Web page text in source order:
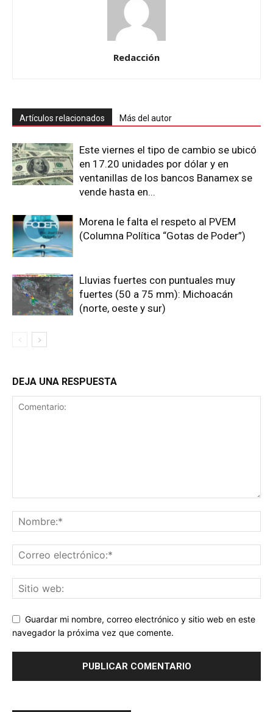
Redacción
Artículos relacionados Más del autor
Este viernes el tipo de cambio se ubicó
en 17.20 unidades por dólar y en
ventanillas de los bancos Banamex se
vende hasta en...
Morena le falta el respeto al PVEM
(Columna Política “Gotas de Poder”)
Lluvias fuertes con puntuales muy
fuertes (50 a 75 mm): Michoacán
(norte, oeste y sur)
DEJA UNA RESPUESTA
Guardar mi nombre, correo electrónico y sitio web en este
navegador la próxima vez que comente.